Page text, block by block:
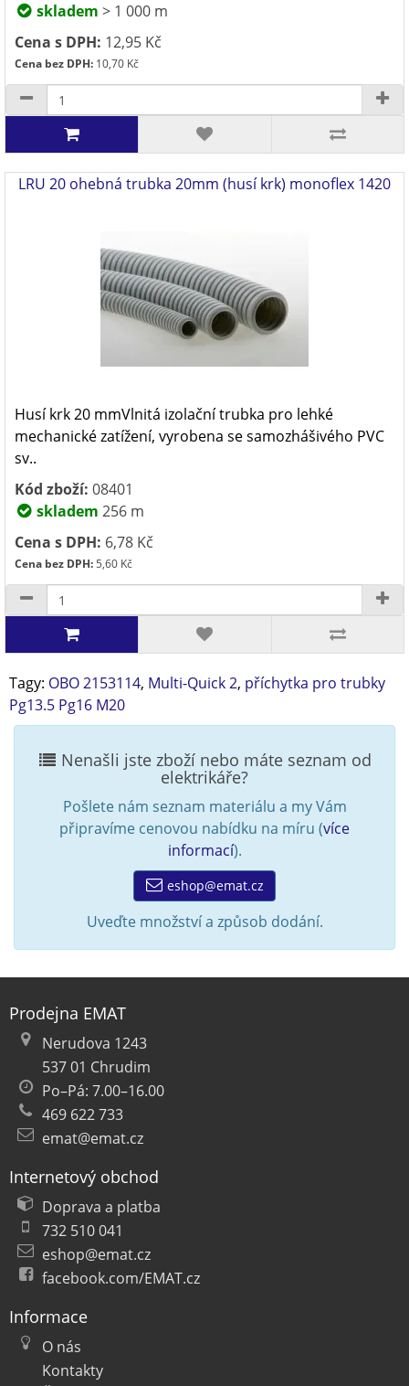
skladem > 1 000 m
Cena s DPH: 12,95 Kč
Cena bez DPH: 10,70 Kč
LRU 20 ohebná trubka 20mm (husí krk) monoflex 1420
Husí krk 20 mmVlnitá izolační trubka pro lehké
mechanické zatížení, vyrobena se samozhášivého PVC
sv..
Kód zboží: 08401
skladem 256 m
Cena s DPH: 6,78 Kč
Cena bez DPH:5,60 Kč
Tagy: OBO 2153114, Multi-Quick 2, příchytka pro trubky
Pg13.5 Pg16 M20
Nenašli jste zboží nebo máte seznam od
elektrikáře?
Pošlete nám seznam materiálu a my Vám
připravíme cenovou nabídku na míru (více
informací).
eshop@emat.cz
Uveďte množství a způsob dodání.
Prodejna EMAT
Nerudova 1243
537 01 Chrudim
Po–Pá: 7.00–16.00
469 622 733
emat@emat.cz
Internetový obchod
Doprava a platba
732 510 041
eshop@emat.cz
facebook.com/EMAT.cz
Informace
O nás
Kontakty